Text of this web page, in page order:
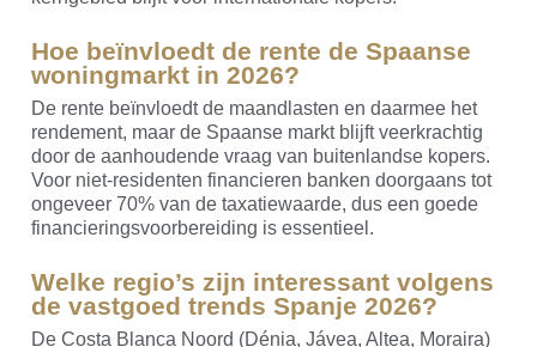
Hoe beïnvloedt de rente de Spaanse
woningmarkt in 2026?
De rente beïnvloedt de maandlasten en daarmee het
rendement, maar de Spaanse markt blijft veerkrachtig
door de aanhoudende vraag van buitenlandse kopers.
Voor niet-residenten financieren banken doorgaans tot
ongeveer 70% van de taxatiewaarde, dus een goede
financieringsvoorbereiding is essentieel.
Welke regio’s zijn interessant volgens
de vastgoed trends Spanje 2026?
De Costa Blanca Noord (Dénia, Jávea, Altea, Moraira)